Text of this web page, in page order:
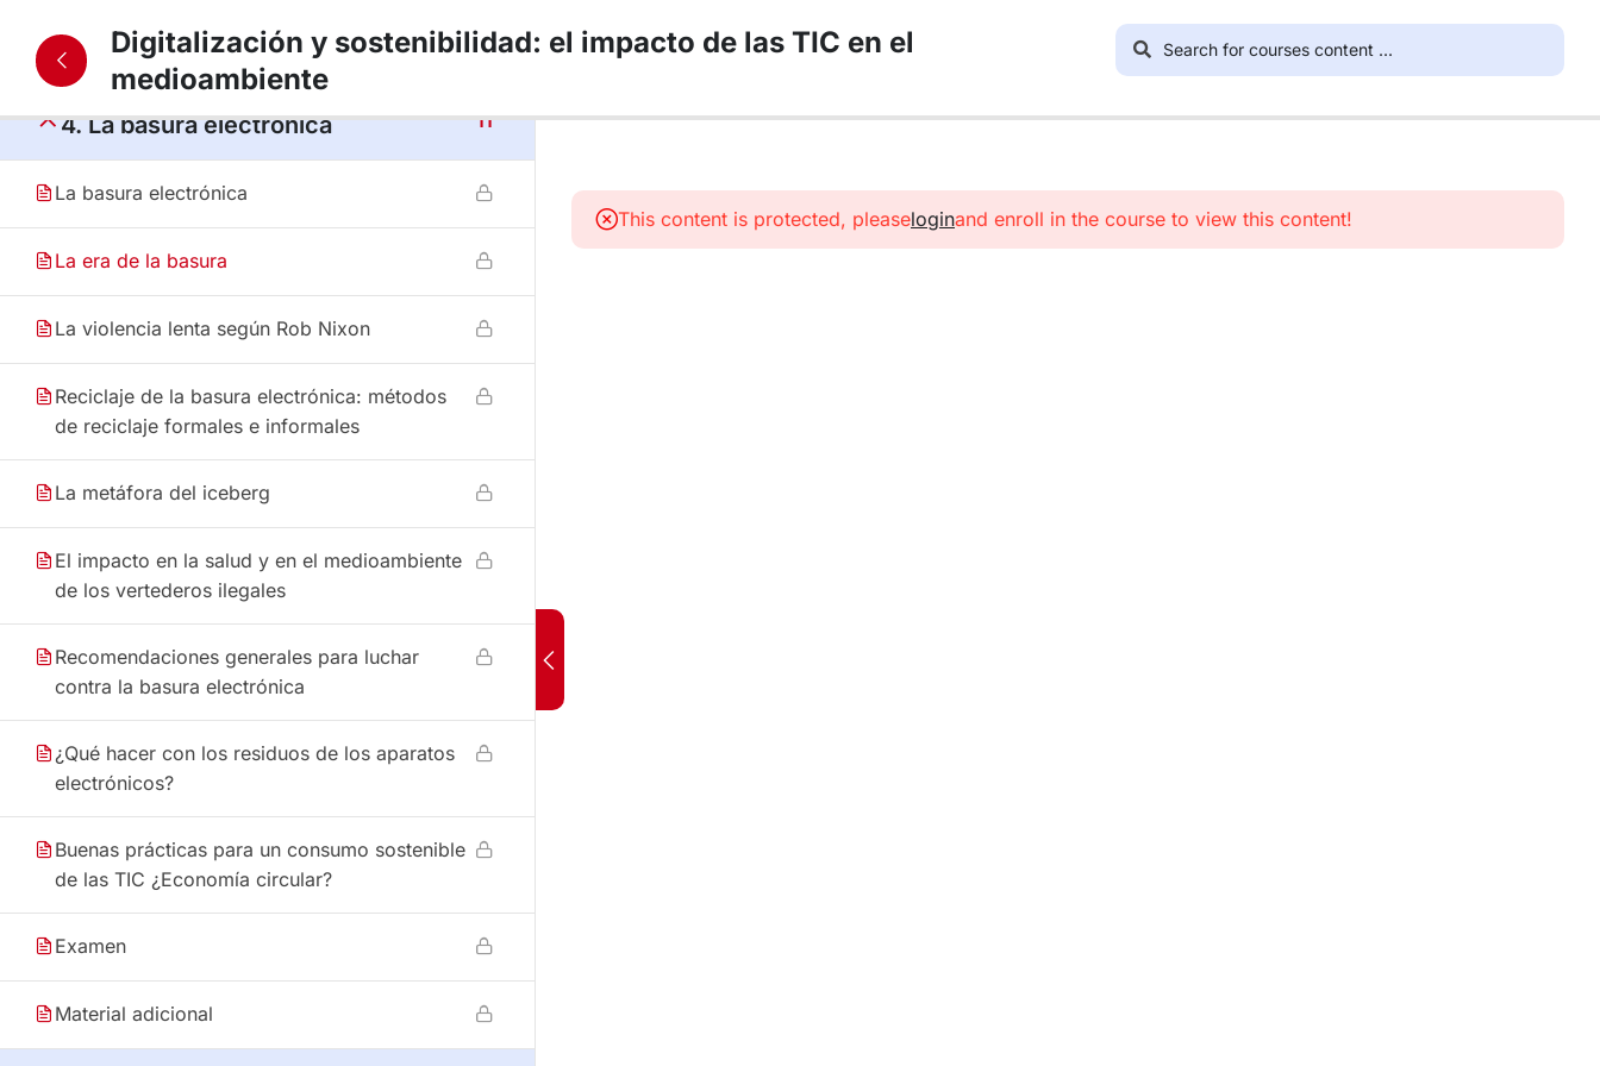
3. Consumiendo TIC 11
4. La basura electrónica 11
La basura electrónica
La era de la basura
La violencia lenta según Rob Nixon
Reciclaje de la basura electrónica: métodos
de reciclaje formales e informales
La metáfora del iceberg
El impacto en la salud y en el medioambiente
de los vertederos ilegales
Recomendaciones generales para luchar
contra la basura electrónica
¿Qué hacer con los residuos de los aparatos
electrónicos?
Buenas prácticas para un consumo sostenible
de las TIC ¿Economía circular?
Examen
Material adicional
Digitalización y sostenibilidad: el impacto de las TIC en el
medioambiente
This content is protected, pleaseloginand enroll in the course to view this content!